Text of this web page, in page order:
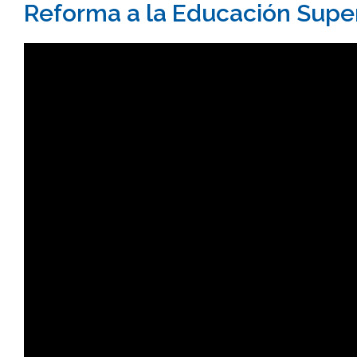
Reforma a la Educación